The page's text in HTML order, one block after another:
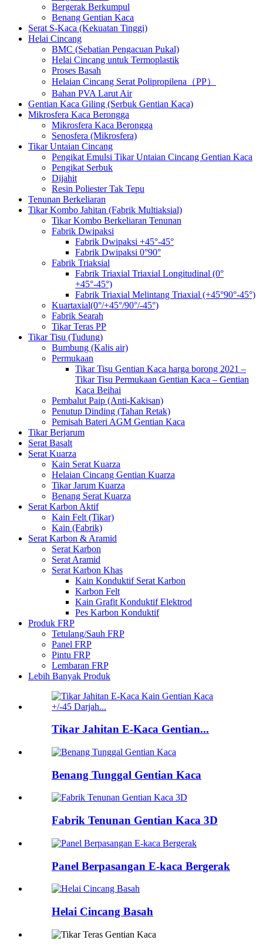
Bergerak Berkumpul
Benang Gentian Kaca
Serat S-Kaca (Kekuatan Tinggi)
Helai Cincang
BMC (Sebatian Pengacuan Pukal)
Helai Cincang untuk Termoplastik
Proses Basah
Helaian Cincang Serat Polipropilena（PP）
Bahan PVA Larut Air
Gentian Kaca Giling (Serbuk Gentian Kaca)
Mikrosfera Kaca Berongga
Mikrosfera Kaca Berongga
Senosfera (Mikrosfera)
Tikar Untaian Cincang
Pengikat Emulsi Tikar Untaian Cincang Gentian Kaca
Pengikat Serbuk
Dijahit
Resin Poliester Tak Tepu
Tenunan Berkeliaran
Tikar Kombo Jahitan (Fabrik Multiaksial)
Tikar Kombo Berkeliaran Tenunan
Fabrik Dwipaksi
Fabrik Dwipaksi +45°-45°
Fabrik Dwipaksi 0°90°
Fabrik Triaksial
Fabrik Triaxial Triaxial Longitudinal (0°
+45°-45°)
Fabrik Triaxial Melintang Triaxial (+45°90°-45°)
Kuartaxial(0°/+45°/90°/-45°)
Fabrik Searah
Tikar Teras PP
Tikar Tisu (Tudung)
Bumbung (Kalis air)
Permukaan
Tikar Tisu Gentian Kaca harga borong 2021 –
Tikar Tisu Permukaan Gentian Kaca – Gentian
Kaca Beihai
Pembalut Paip (Anti-Kakisan)
Penutup Dinding (Tahan Retak)
Pemisah Bateri AGM Gentian Kaca
Tikar Berjarum
Serat Basalt
Serat Kuarza
Kain Serat Kuarza
Helaian Cincang Gentian Kuarza
Tikar Jarum Kuarza
Benang Serat Kuarza
Serat Karbon Aktif
Kain Felt (Tikar)
Kain (Fabrik)
Serat Karbon & Aramid
Serat Karbon
Serat Aramid
Serat Karbon Khas
Kain Konduktif Serat Karbon
Karbon Felt
Kain Grafit Konduktif Elektrod
Pes Karbon Konduktif
Produk FRP
Tetulang/Sauh FRP
Panel FRP
Pintu FRP
Lembaran FRP
Lebih Banyak Produk
Tikar Jahitan E-Kaca Gentian...
Benang Tunggal Gentian Kaca
Fabrik Tenunan Gentian Kaca 3D
Panel Berpasangan E-kaca Bergerak
Helai Cincang Basah